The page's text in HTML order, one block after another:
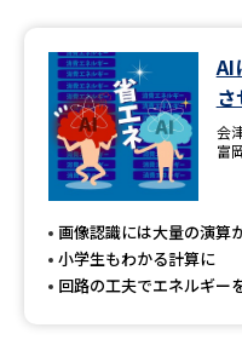
先輩が入学を決めた理由
新生活お役立ちガイド
学問発
AI
会
富
画像認識には大量の演算
小学生もわかる計算に
回路の工夫でエネルギー